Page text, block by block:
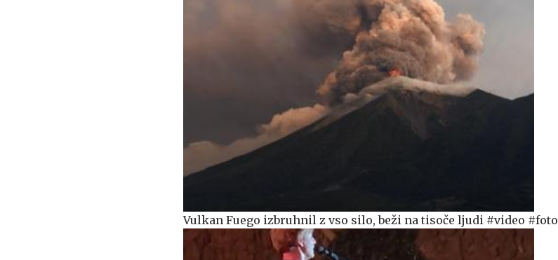
Vulkan Fuego izbruhnil z vso silo, beži na tisoče ljudi #video #foto